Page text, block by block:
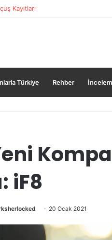
Havadan Gül Yaprakları Serildi
Türkiye Rehber
iF8
20 Ocak 2021